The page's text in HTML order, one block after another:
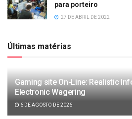
para porteiro
27 DE ABRIL DE 2022
Últimas matérias
Gaming site On-Line: Realistic
Electronic Wagering
6 DE AGOSTO DE 2026